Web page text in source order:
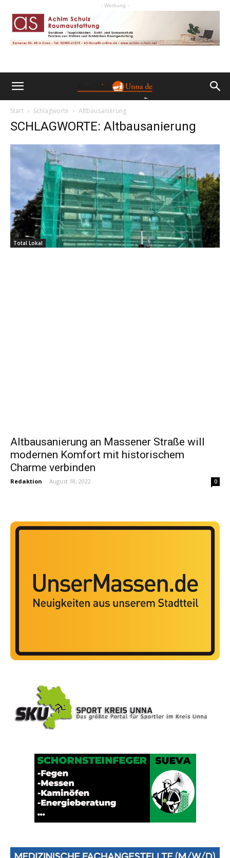
- Werbung -
Start Schlagworte Altbausanierung
SCHLAGWORTE: Altbausanierung
Total Lokal
Altbausanierung an Massener Straße will
modernen Komfort mit historischem
Charme verbinden
Redaktion - August 18, 2022 0